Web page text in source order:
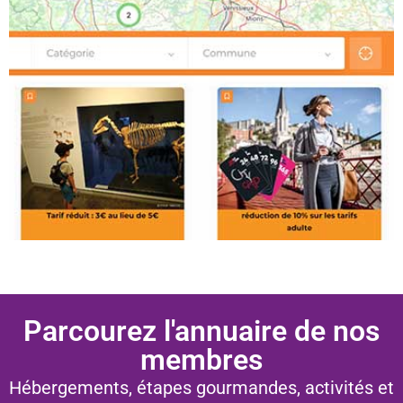
Vous séjournez dans un
hébergement partenaire
Atouts Beaujolais
Parcourez l'annuaire de nos
membres
Hébergements, étapes gourmandes, activités et